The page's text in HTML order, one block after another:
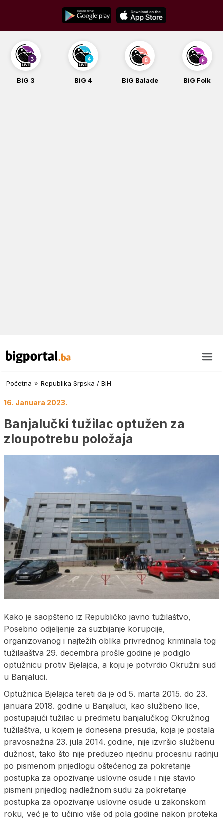
content
BiG 3 BiG 4 BiG Balade BiG Folk
Početna » Republika Srpska / BiH
16. Januara 2023.
Banjalučki tužilac optužen za
zloupotrebu položaja
Kako je saopšteno iz Republičko javno tužilaštvo,
Posebno odjeljenje za suzbijanje korupcije,
organizovanog i najtežih oblika privrednog kriminala tog
tužilaaštva 29. decembra prošle godine je podiglo
optužnicu protiv Bjelajca, a koju je potvrdio Okružni sud
u Banjaluci.
Optužnica Bjelajca tereti da je od 5. marta 2015. do 23.
januara 2018. godine u Banjaluci, kao službeno lice,
postupajući tužilac u predmetu banjalučkog Okružnog
tužilaštva, u kojem je donesena presuda, koja je postala
pravosnažna 23. jula 2014. godine, nije izvršio službenu
dužnost, tako što nije preduzeo nijednu procesnu radnju
po pismenom prijedlogu oštećenog za pokretanje
postupka za opozivanje uslovne osude i nije stavio
pismeni prijedlog nadležnom sudu za pokretanje
postupka za opozivanje uslovne osude u zakonskom
roku, već je to učinio više od pola godine nakon proteka